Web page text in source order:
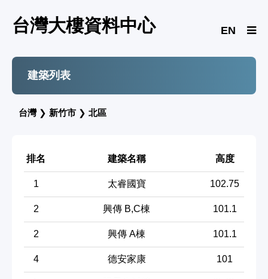
台灣大樓資料中心 EN
建築列表
台灣❯ 新竹市 ❯ 北區
排名 建築名稱 高度
1 太睿國寶 102.75
2 興傳 B,C棟 101.1
2 興傳 A棟 101.1
4 德安家康 101